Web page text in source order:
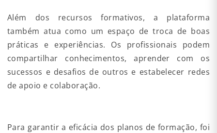
Além dos recursos formativos, a plataforma
também atua como um espaço de troca de boas
práticas e experiências. Os profissionais podem
compartilhar conhecimentos, aprender com os
sucessos e desafios de outros e estabelecer redes
de apoio e colaboração.
Para garantir a eficácia dos planos de formação, foi